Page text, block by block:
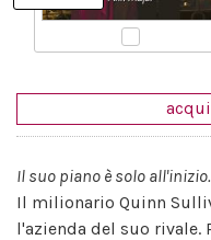
Il suo piano è solo all'inizio.
Il milionario Quinn
l'azienda del suo rivale.